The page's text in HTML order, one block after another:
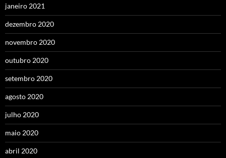
janeiro 2021
dezembro 2020
novembro 2020
outubro 2020
setembro 2020
agosto 2020
julho 2020
maio 2020
abril 2020